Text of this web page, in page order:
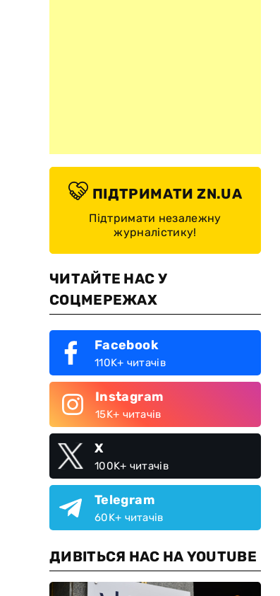
ПІДТРИМАТИ ZN.UA
Підтримати незалежну
журналістику!
ЧИТАЙТЕ НАС У
СОЦМЕРЕЖАХ
Facebook
110K+ читачів
Instagram
15K+ читачів
X
100K+ читачів
Telegram
60K+ читачів
ДИВІТЬСЯ НАС НА YOUTUBE